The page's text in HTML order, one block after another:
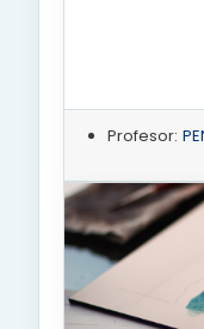
Profesor: